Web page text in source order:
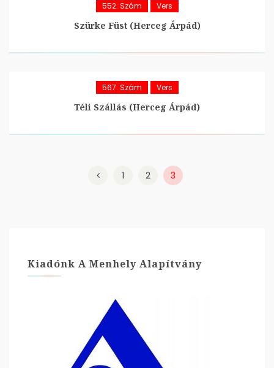
552. Szám Vers
Szürke Füst (Herceg Árpád)
567. Szám Vers
Téli Szállás (Herceg Árpád)
1 2 3
Kiadónk A Menhely Alapítvány